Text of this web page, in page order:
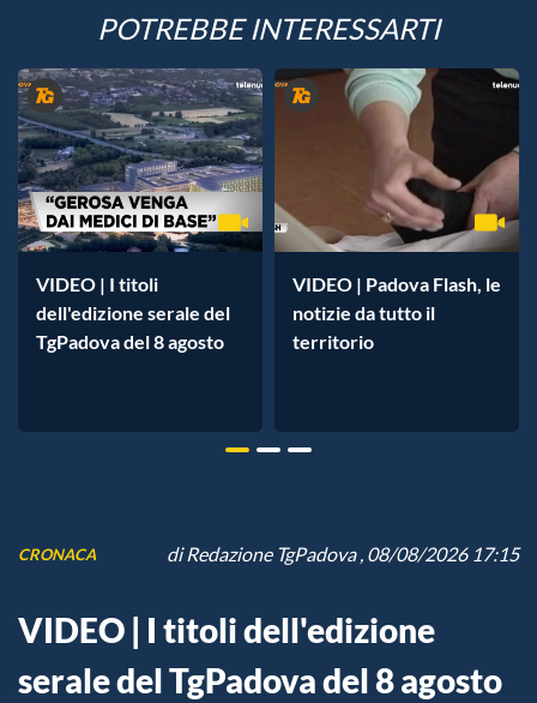
POTREBBE INTERESSARTI
VIDEO | I titoli
dell'edizione serale del
TgPadova del 8 agosto
VIDEO | Padova Flash, le
notizie da tutto il
territorio
CRONACA diRedazione TgPadova, 08/08/2026 17:15
VIDEO | I titoli dell'edizione
serale del TgPadova del 8 agosto